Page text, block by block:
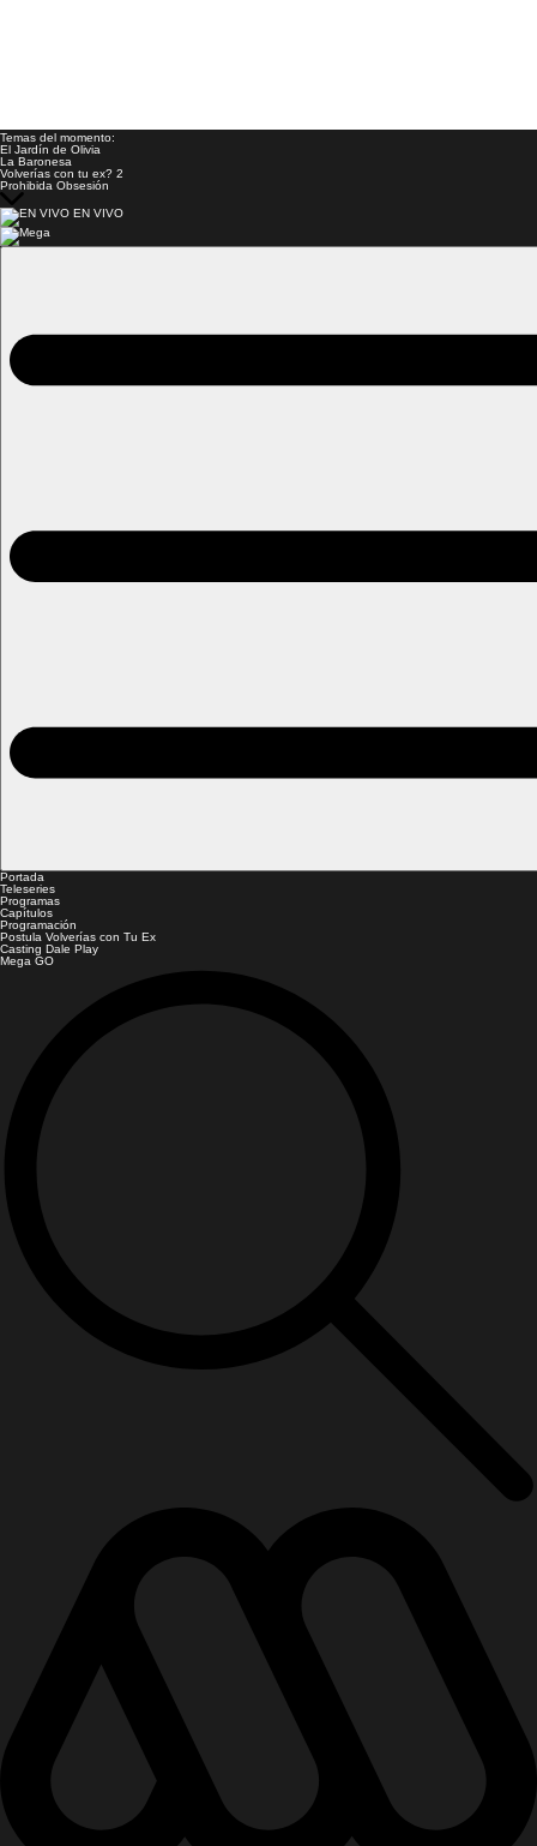
Temas del momento:
El Jardín de Olivia
La Baronesa
Volverías con tu ex? 2
Prohibida Obsesión
EN VIVO
Portada
Teleseries
Programas
Capítulos
Programación
Postula Volverías con Tu Ex
Casting Dale Play
Mega GO